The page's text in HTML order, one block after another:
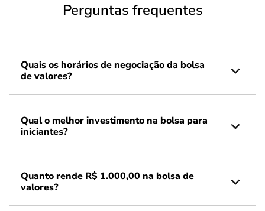
Perguntas frequentes
Quais os horários de negociação da bolsa
de valores?
Qual o melhor investimento na bolsa para
iniciantes?
Quanto rende R$ 1.000,00 na bolsa de
valores?